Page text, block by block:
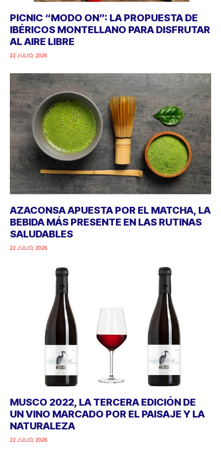
PICNIC “MODO ON”: LA PROPUESTA DE
IBÉRICOS MONTELLANO PARA DISFRUTAR
AL AIRE LIBRE
22 JULIO, 2026
AZACONSA APUESTA POR EL MATCHA, LA
BEBIDA MÁS PRESENTE EN LAS RUTINAS
SALUDABLES
22 JULIO, 2026
MUSCO 2022, LA TERCERA EDICIÓN DE
UN VINO MARCADO POR EL PAISAJE Y LA
NATURALEZA
22 JULIO, 2026